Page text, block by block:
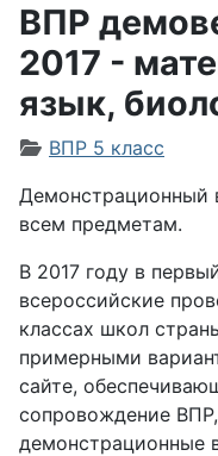
ВПР
2017 -
язык,
Информация о
ВПР 5 класс
Демонстрационный
всем предметам.
В 2017 году в
всероссийские
классах школ
примерными
сайте,
сопровождение
демонстрационные